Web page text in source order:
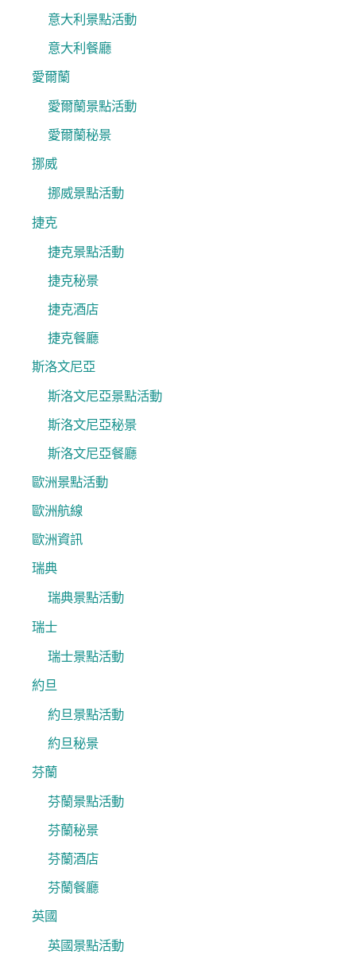
意大利景點活動
意大利餐廳
愛爾蘭
愛爾蘭景點活動
愛爾蘭秘景
挪威
挪威景點活動
捷克
捷克景點活動
捷克秘景
捷克酒店
捷克餐廳
斯洛文尼亞
斯洛文尼亞景點活動
斯洛文尼亞秘景
斯洛文尼亞餐廳
歐洲景點活動
歐洲航線
歐洲資訊
瑞典
瑞典景點活動
瑞士
瑞士景點活動
約旦
約旦景點活動
約旦秘景
芬蘭
芬蘭景點活動
芬蘭秘景
芬蘭酒店
芬蘭餐廳
英國
英國景點活動